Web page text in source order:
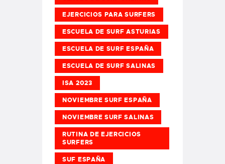
EJERCICIOS PARA SURFERS
ESCUELA DE SURF ASTURIAS
ESCUELA DE SURF ESPAÑA
ESCUELA DE SURF SALINAS
ISA 2023
NOVIEMBRE SURF ESPAÑA
NOVIEMBRE SURF SALINAS
RUTINA DE EJERCICIOS
SURFERS
SUF ESPAÑA